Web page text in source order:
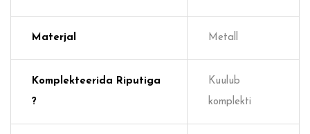
Materjal Metall
Komplekteerida Riputiga
?
Kuulub
komplekti